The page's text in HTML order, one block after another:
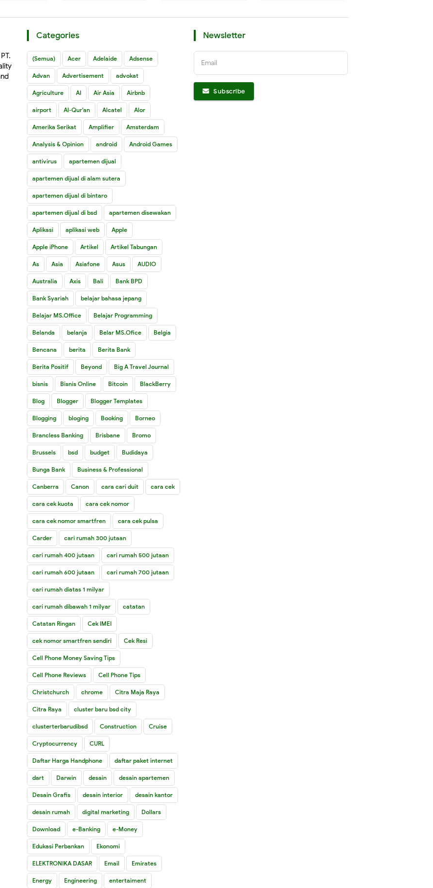
Categories
(Semua) Acer Adelaide Adsense
Advan Advertisement advokat
Agriculture AI Air Asia Airbnb
airport Al-Qur'an Alcatel Alor
Amerika Serikat Amplifier Amsterdam
Analysis & Opinion android Android Games
antivirus apartemen dijual
apartemen dijual di alam sutera
apartemen dijual di bintaro
apartemen dijual di bsd apartemen disewakan
Aplikasi aplikasi web Apple
Apple iPhone Artikel Artikel Tabungan
As Asia Asiafone Asus AUDIO
Australia Axis Bali Bank BPD
Bank Syariah belajar bahasa jepang
Belajar MS.Office Belajar Programming
Belanda belanja Belar MS.Ofice Belgia
Bencana berita Berita Bank
Berita Positif Beyond Big A Travel Journal
bisnis Bisnis Online Bitcoin BlackBerry
Blog Blogger Blogger Templates
Blogging bloging Booking Borneo
Brancless Banking Brisbane Bromo
Brussels bsd budget Budidaya
Bunga Bank Business & Professional
Canberra Canon cara cari duit cara cek
cara cek kuota cara cek nomor
cara cek nomor smartfren cara cek pulsa
Carder cari rumah 300 jutaan
cari rumah 400 jutaan cari rumah 500 jutaan
cari rumah 600 jutaan cari rumah 700 jutaan
cari rumah diatas 1 milyar
cari rumah dibawah 1 milyar catatan
Catatan Ringan Cek IMEI
cek nomor smartfren sendiri Cek Resi
Cell Phone Money Saving Tips
Cell Phone Reviews Cell Phone Tips
Christchurch chrome Citra Maja Raya
Citra Raya cluster baru bsd city
clusterterbarudibsd Construction Cruise
Cryptocurrency CURL
Daftar Harga Handphone daftar paket internet
dart Darwin desain desain apartemen
Desain Grafis desain interior desain kantor
desain rumah digital marketing Dollars
Download e-Banking e-Money
Edukasi Perbankan Ekonomi
ELEKTRONIKA DASAR Email Emirates
Energy Engineering entertaiment
Newsletter
Email
Subscribe